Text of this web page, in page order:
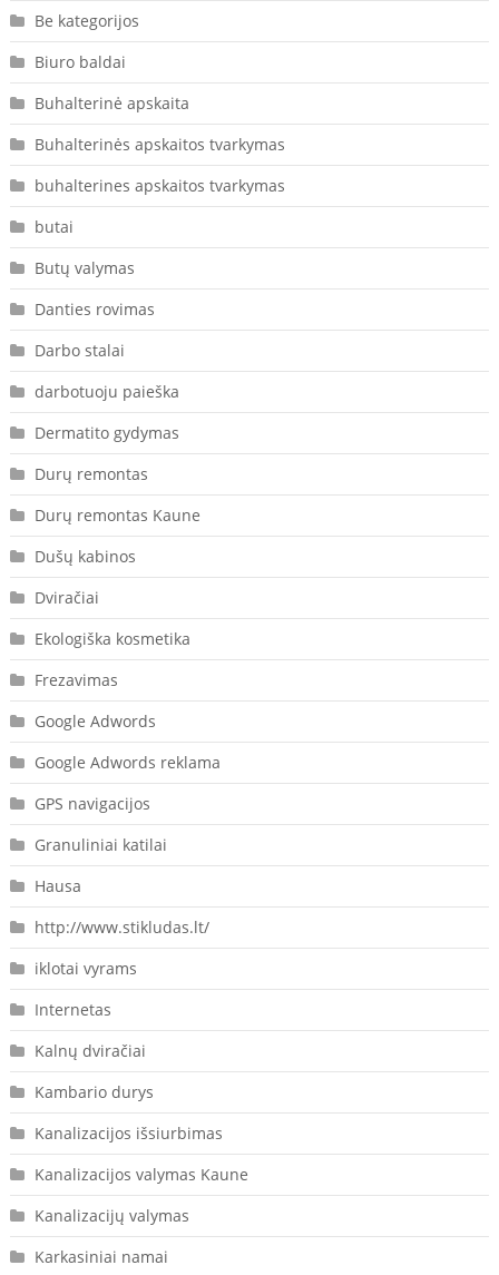
Be kategorijos
Biuro baldai
Buhalterinė apskaita
Buhalterinės apskaitos tvarkymas
buhalterines apskaitos tvarkymas
butai
Butų valymas
Danties rovimas
Darbo stalai
darbotuoju paieška
Dermatito gydymas
Durų remontas
Durų remontas Kaune
Dušų kabinos
Dviračiai
Ekologiška kosmetika
Frezavimas
Google Adwords
Google Adwords reklama
GPS navigacijos
Granuliniai katilai
Hausa
http://www.stikludas.lt/
iklotai vyrams
Internetas
Kalnų dviračiai
Kambario durys
Kanalizacijos išsiurbimas
Kanalizacijos valymas Kaune
Kanalizacijų valymas
Karkasiniai namai